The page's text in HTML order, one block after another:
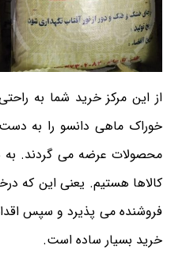
از این مرکز خرید شما به
خوراک ماهی دانسو را به دست
محصولات عرضه می گردند. به
کالاها هستیم. یعنی این که
فروشنده می پذیرد و سپس
خرید بسیار ساده است.